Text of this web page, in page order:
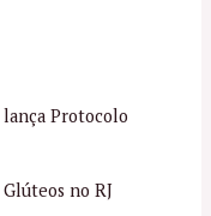
Protocolo
no RJ